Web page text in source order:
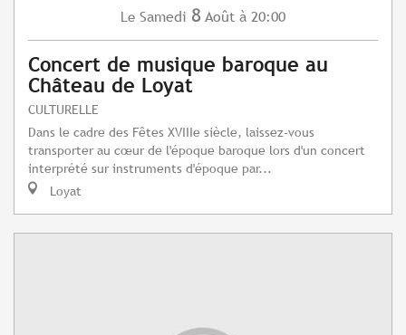
Le Samedi 8 Août à 20:00
Concert de musique baroque au
Château de Loyat
CULTURELLE
Dans le cadre des Fêtes XVIIIe siècle, laissez-vous
transporter au cœur de l'époque baroque lors d'un concert
interprété sur instruments d'époque par...
Loyat